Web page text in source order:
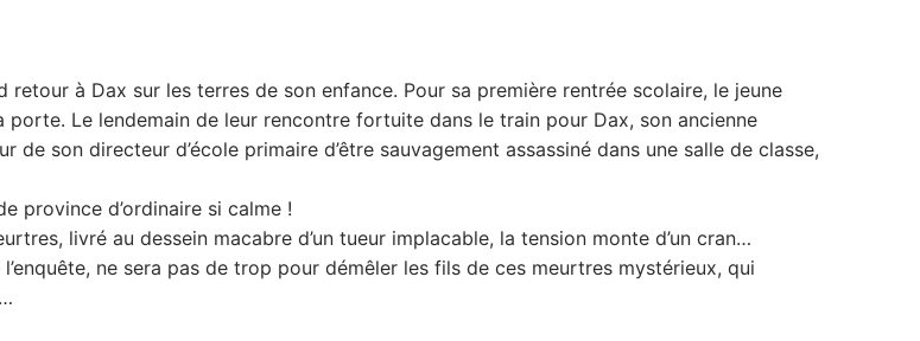
retour à Dax sur les terres de son enfance. Pour sa première rentrée scolaire, le jeune
Le lendemain de leur rencontre fortuite dans le train pour Dax, son ancienne
son directeur d’école primaire d’être sauvagement assassiné dans une salle de classe,
province d’ordinaire si calme !
livré au dessein macabre d’un tueur implacable, la tension monte d’un cran…
ne sera pas de trop pour démêler les fils de ces meurtres mystérieux, qui